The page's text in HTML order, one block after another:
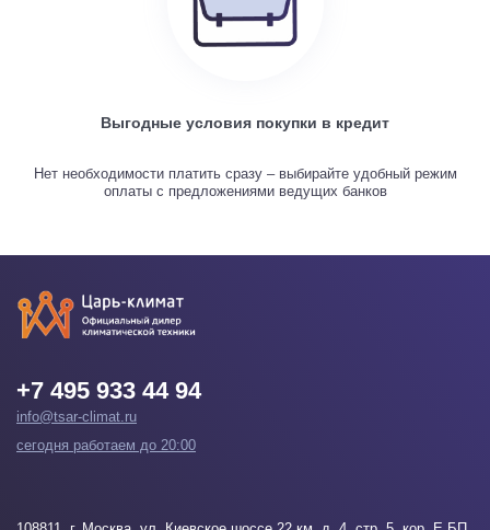
Выгодные условия покупки в кредит
Нет необходимости платить сразу – выбирайте удобный режим
оплаты с предложениями ведущих банков
+7 495 933 44 94
info@tsar-climat.ru
сегодня работаем до 20:00